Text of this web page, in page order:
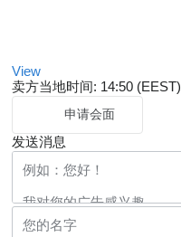
View
卖方当地时间: 14:50 (EEST)
申请会面
发送消息